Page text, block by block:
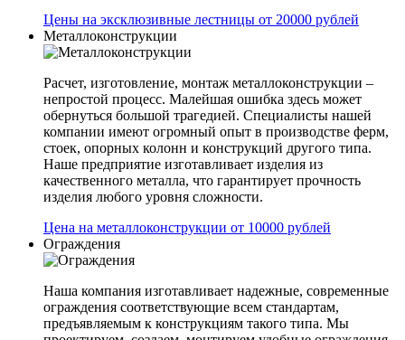
Цены на эксклюзивные лестницы от 20000 рублей
Металлоконструкции
Расчет, изготовление, монтаж металлоконструкции –
непростой процесс. Малейшая ошибка здесь может
обернуться большой трагедией. Специалисты нашей
компании имеют огромный опыт в производстве ферм,
стоек, опорных колонн и конструкций другого типа.
Наше предприятие изготавливает изделия из
качественного металла, что гарантирует прочность
изделия любого уровня сложности.
Цена на металлоконструкции от 10000 рублей
Ограждения
Наша компания изготавливает надежные, современные
ограждения соответствующие всем стандартам,
предъявляемым к конструкциям такого типа. Мы